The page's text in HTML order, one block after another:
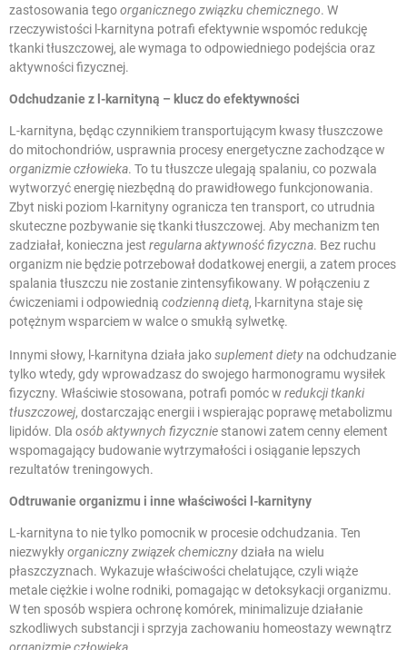
zastosowania tegoorganicznego związku chemicznego. W
rzeczywistości l-karnityna potrafi efektywnie wspomóc redukcję
tkanki tłuszczowej, ale wymaga to odpowiedniego podejścia oraz
aktywności fizycznej.
Odchudzanie z l-karnityną – klucz do efektywności
L-karnityna, będąc czynnikiem transportującym kwasy tłuszczowe
do mitochondriów, usprawnia procesy energetyczne zachodzące w
organizmie człowieka. To tu tłuszcze ulegają spalaniu, co pozwala
wytworzyć energię niezbędną do prawidłowego funkcjonowania.
Zbyt niski poziom l-karnityny ogranicza ten transport, co utrudnia
skuteczne pozbywanie się tkanki tłuszczowej. Aby mechanizm ten
zadziałał, konieczna jest regularna aktywność fizyczna. Bez ruchu
organizm nie będzie potrzebował dodatkowej energii, a zatem proces
spalania tłuszczu nie zostanie zintensyfikowany. W połączeniu z
ćwiczeniami i odpowiednią codzienną dietą, l-karnityna staje się
potężnym wsparciem w walce o smukłą sylwetkę.
Innymi słowy, l-karnityna działa jakosuplement diety na odchudzanie
tylko wtedy, gdy wprowadzasz do swojego harmonogramu wysiłek
fizyczny. Właściwie stosowana, potrafi pomóc w redukcji tkanki
tłuszczowej, dostarczając energii i wspierając poprawę metabolizmu
lipidów. Dla osób aktywnych fizycznie stanowi zatem cenny element
wspomagający budowanie wytrzymałości i osiąganie lepszych
rezultatów treningowych.
Odtruwanie organizmu i inne właściwości l-karnityny
L-karnityna to nie tylko pomocnik w procesie odchudzania. Ten
niezwykłyorganiczny związek chemicznydziała na wielu
płaszczyznach. Wykazuje właściwości chelatujące, czyli wiąże
metale ciężkie i wolne rodniki, pomagając w detoksykacji organizmu.
W ten sposób wspiera ochronę komórek, minimalizuje działanie
szkodliwych substancji i sprzyja zachowaniu homeostazy wewnątrz